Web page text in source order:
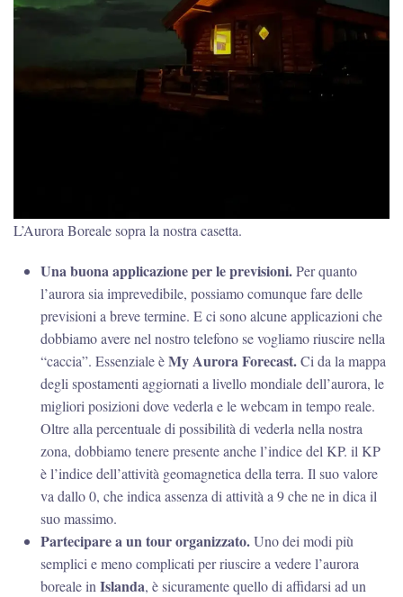
L’Aurora Boreale sopra la nostra casetta.
Una buona applicazione per le previsioni.Per quanto
l’aurora sia imprevedibile, possiamo comunque fare delle
previsioni a breve termine. E ci sono alcune applicazioni che
dobbiamo avere nel nostro telefono se vogliamo riuscire nella
“caccia”. Essenziale èMy Aurora Forecast.Ci da la mappa
degli spostamenti aggiornati a livello mondiale dell’aurora, le
migliori posizioni dove vederla e le webcam in tempo reale.
Oltre alla percentuale di possibilità di vederla nella nostra
zona, dobbiamo tenere presente anche l’indice del KP. il KP
è l’indice dell’attività geomagnetica della terra. Il suo valore
va dallo 0, che indica assenza di attività a 9 che ne in dica il
suo massimo.
Partecipare a un tour organizzato.Uno dei modi più
semplici e meno complicati per riuscire a vedere l’aurora
boreale in Islanda, è sicuramente quello di affidarsi ad un